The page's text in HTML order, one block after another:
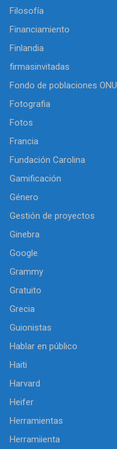
Filosofía
Financiamiento
Finlandia
firmasinvitadas
Fondo de poblaciones ONU
Fotografia
Fotos
Francia
Fundación Carolina
Gamificación
Género
Gestión de proyectos
Ginebra
Google
Grammy
Gratuito
Grecia
Guionistas
Hablar en público
Haiti
Harvard
Heifer
Herramientas
Herramiienta